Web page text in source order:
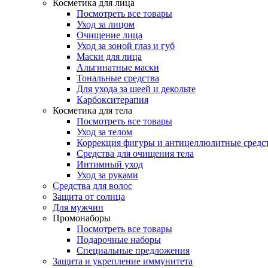
Косметика для лица
Посмотреть все товары
Уход за лицом
Очищение лица
Уход за зоной глаз и губ
Маски для лица
Альгинатные маски
Тональные средства
Для ухода за шеей и декольте
Карбокситерапия
Косметика для тела
Посмотреть все товары
Уход за телом
Коррекция фигуры и антицеллюлитные
Средства для очищения тела
Интимный уход
Уход за руками
Средства для волос
Защита от солнца
Для мужчин
Промонаборы
Посмотреть все товары
Подарочные наборы
Специальные предложения
Защита и укрепление иммунитета